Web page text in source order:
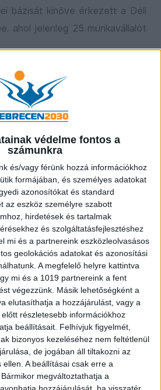
védelme fontos a
számunkra
és/vagy férünk hozzá információkhoz
formájában, és személyes adatokat
azonosítókat és standard
az eszköz személyre szabott
hirdetések és tartalmak
és szolgáltatásfejlesztéshez
mi és a partnereink eszközleolvasásos
geolokációs adatokat és azonosítási
A megfelelő helyre kattintva
mi és a 1019 partnereink a fent
végezzünk. Másik lehetőségként a
elutasíthatja a hozzájárulást, vagy a
részletesebb információkhoz
beállításait. Felhívjuk figyelmét,
bizonyos kezeléséhez nem feltétlenül
de jogában áll tiltakozni az
ellen. A beállításai csak erre a
megváltoztathatja a
bázisát kinőve érkezett a Déli
ahol jelenleg 25 munkavállalót
telephelyet alakítottunk ki,
Nemcsak esztétikailag,
is kiváló, a kollégák is
is ideális – mondta
az Agroszika Kft.
15 vállalkozás működik a KKV
16 hektáros területen.
összesen 13,2 milliárd forint